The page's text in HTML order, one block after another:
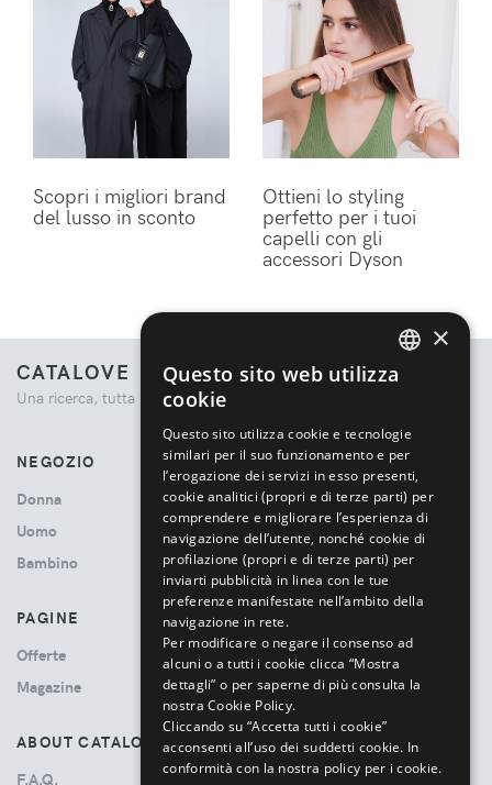
Scopri i migliori brand
del lusso in sconto
Ottieni lo styling
perfetto per i tuoi
capelli con gli
accessori Dyson
CATALOVE
Una ricerca, tutta la moda.
NEGOZIO
Donna
Uomo
Bambino
PAGINE
Offerte
Magazine
ABOUT CATALOVE
F.A.Q.
×
Questo sito web utilizza
cookie
Questo sito utilizza cookie e tecnologie
similari per il suo funzionamento e per
l’erogazione dei servizi in esso presenti,
cookie analitici (propri e di terze parti) per
comprendere e migliorare l’esperienza di
navigazione dell’utente, nonché cookie di
profilazione (propri e di terze parti) per
inviarti pubblicità in linea con le tue
preferenze manifestate nell’ambito della
navigazione in rete.
Per modificare o negare il consenso ad
alcuni o a tutti i cookie clicca “Mostra
dettagli” o per saperne di più consulta la
nostra Cookie Policy.
Cliccando su “Accetta tutti i cookie”
acconsenti all’uso dei suddetti cookie. In
conformità con la nostra policy per i cookie.